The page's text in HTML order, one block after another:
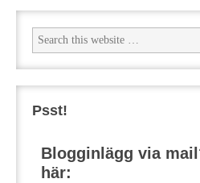
Psst!
Blogginlägg via
här: